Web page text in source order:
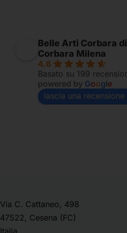
Belle Arti Corbara di
Corbara Milena
4.6
Basato su 199
powered by Google
lascia una recensione
7 mesi fa
Fornito per appassionati
Via C. Cattaneo, 498
47522, Cesena (FC)
Italia